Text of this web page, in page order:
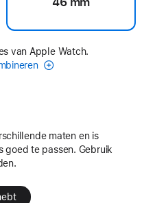
van Apple Watch.
maten en is
goed te passen. Gebruik